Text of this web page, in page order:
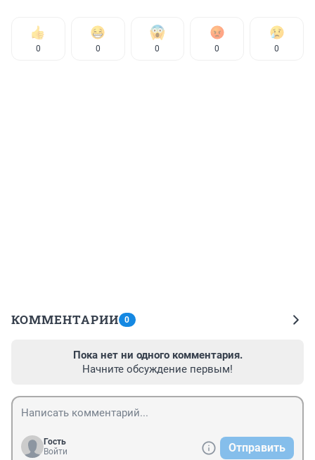
0 0 0 0 0
КОММЕНТАРИИ 0
Пока нет ни одного комментария.
Начните обсуждение первым!
Гость
Войти
Отправить